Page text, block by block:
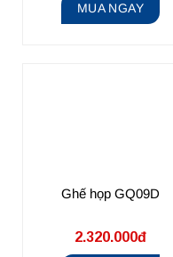
MUA NGAY
Ghế họp GQ09D
2.320.000đ